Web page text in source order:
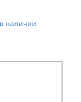
наличии